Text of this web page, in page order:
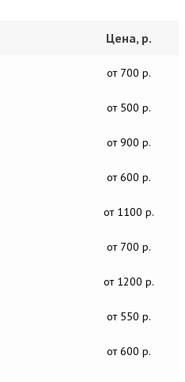
Цена, р.
от 700 р.
от 500 р.
от 900 р.
от 600 р.
от 1100 р.
от 700 р.
от 1200 р.
от 550 р.
от 600 р.